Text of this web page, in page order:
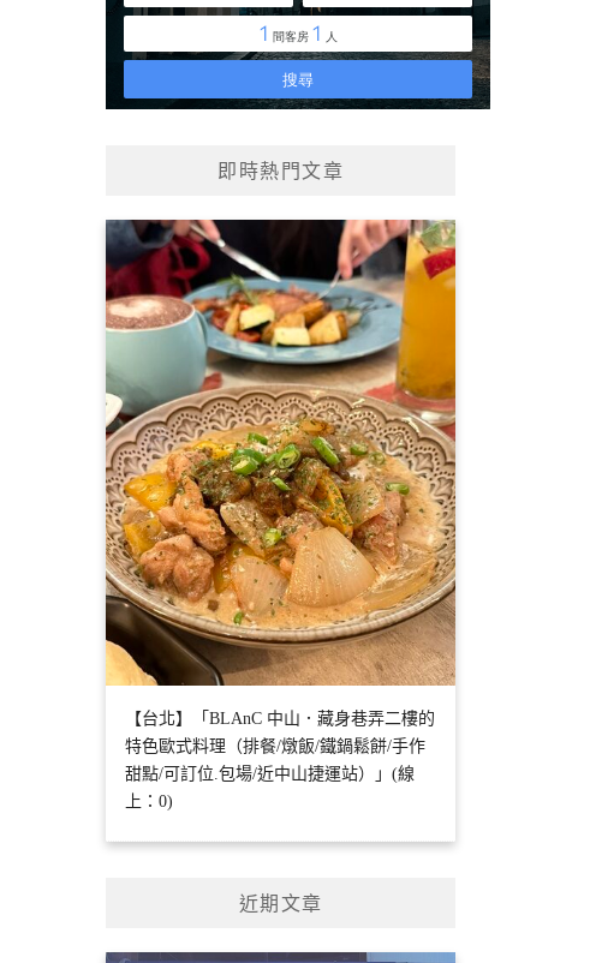
即時熱門文章
【台北】「BLAnC 中山．藏身巷弄二樓的
特色歐式料理（排餐/燉飯/鐵鍋鬆餅/手作
甜點/可訂位.包場/近中山捷運站）」(線
上：0)
近期文章